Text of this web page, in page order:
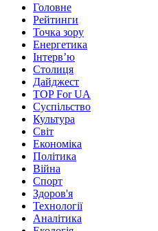
Головне
Рейтинги
Точка зору
Енергетика
Інтерв’ю
Столиця
Дайджест
TOP For UA
Суспiльство
Культура
Світ
Економіка
Політика
Війна
Спорт
Здоров'я
Технології
Аналітика